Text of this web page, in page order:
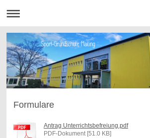
Formulare
Antrag Unterrichtsbefreiung.pdf
PDF-Dokument [51.0 KB]